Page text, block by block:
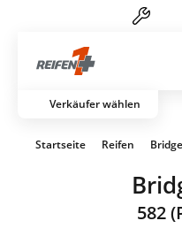
Verkäufer wählen
Startseite Reifen
582